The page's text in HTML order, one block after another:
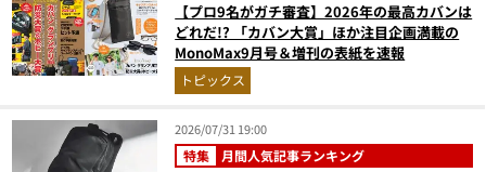
【プロ9名がガチ審査】2026年の最高カバンは
どれだ!? 「カバン大賞」ほか注目企画満載の
MonoMax9月号＆増刊の表紙を速報
トピックス
2026/07/31 19:00
特集 月間人気記事ランキング